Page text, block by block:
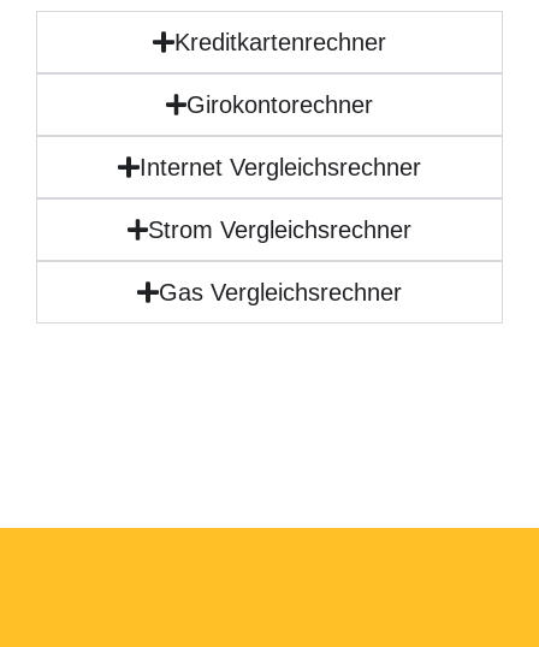
Kreditkartenrechner
Girokontorechner
Internet Vergleichsrechner
Strom Vergleichsrechner
Gas Vergleichsrechner